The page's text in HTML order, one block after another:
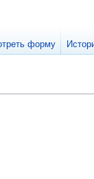
форму